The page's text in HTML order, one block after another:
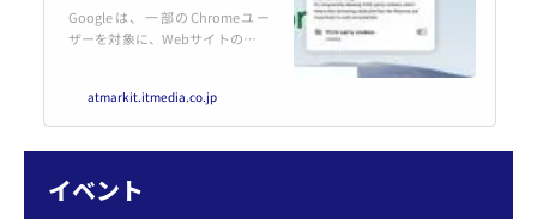
Googleは、一部のChromeユー
ザーを対象に、Webサイトのサー
開始した。
atmarkit.itmedia.co.jp
イベント